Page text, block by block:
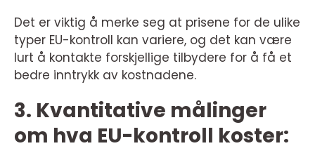
Det er viktig å merke seg at prisene for de ulike
typer EU-kontroll kan variere, og det kan være
lurt å kontakte forskjellige tilbydere for å få et
bedre inntrykk av kostnadene.
3. Kvantitative målinger
om hva EU-kontroll koster: